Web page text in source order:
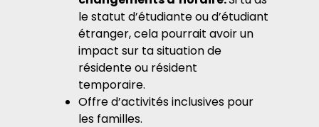
le statut d’étudiante ou d’étudiant
étranger, cela pourrait avoir un
impact sur ta situation de
résidente ou résident
temporaire.
Offre d’activités inclusives pour
les familles.